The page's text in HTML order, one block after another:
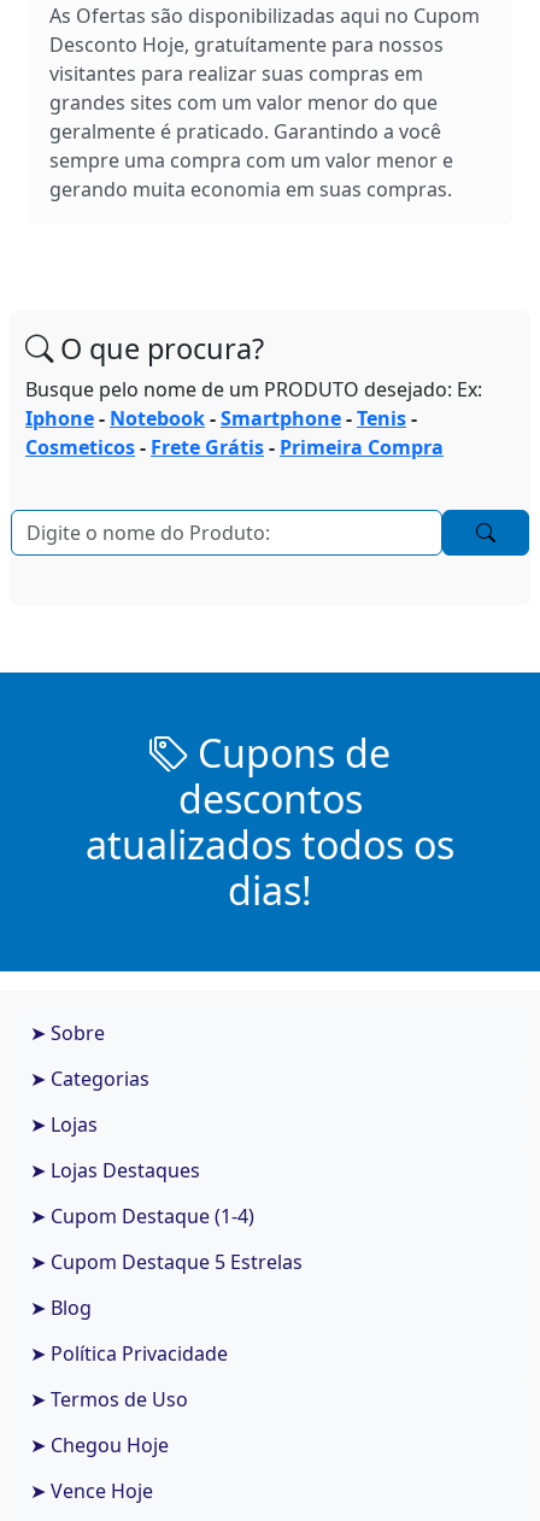
As Ofertas são disponibilizadas aqui no Cupom
Desconto Hoje, gratuítamente para nossos
visitantes para realizar suas compras em
grandes sites com um valor menor do que
geralmente é praticado. Garantindo a você
sempre uma compra com um valor menor e
gerando muita economia em suas compras.
O que procura?
Busque pelo nome de um PRODUTO desejado: Ex:
Iphone- Notebook-Smartphone-Tenis-
Cosmeticos- Frete Grátis- Primeira Compra
Cupons de
descontos
atualizados todos os
dias!
➤ Sobre
➤ Categorias
➤ Lojas
➤ Lojas Destaques
➤ Cupom Destaque (1-4)
➤ Cupom Destaque 5 Estrelas
➤ Blog
➤ Política Privacidade
➤ Termos de Uso
➤ Chegou Hoje
➤ Vence Hoje